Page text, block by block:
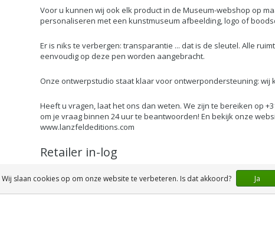
Voor u kunnen wij ook elk product in de Museum-webshop op
personaliseren met een kunstmuseum afbeelding, logo of
Er is niks te verbergen: transparantie ... dat is de sleutel. Alle
eenvoudig op deze pen worden aangebracht.
Onze ontwerpstudio staat klaar voor ontwerpondersteuning:
Heeft u vragen, laat het ons dan weten. We zijn te bereiken op
om je vraag binnen 24 uur te beantwoorden! En bekijk onze
www.lanzfeldeditions.com
Retailer in-log
Bent u een retailer en wilt u online bestellen in onze webshop.
plaatsen voor de producten uit onze collectie. We zijn te bereiken
Wij slaan cookies op om onze website te verbeteren. Is dat akkoord? Ja